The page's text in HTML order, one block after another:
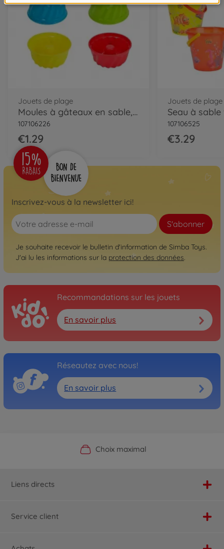
Jouets de plage
Moules à gâteaux en sable, 4-sort.
107106226
€1.29
Jouets de plage
107106525
€3.29
Inscrivez-vous à la newsletter ici!
S'abonner
Je souhaite recevoir le bulletin d'information de Simba Toys.
J'ai lu les informations sur la protection des données.
Recommandations sur les jouets
En savoir plus
Réseautez avec nous!
En savoir plus
Boutique officielle du fabricant
Choix maximal
Service personnalisé
Livraison rapide
Liens directs
Service client